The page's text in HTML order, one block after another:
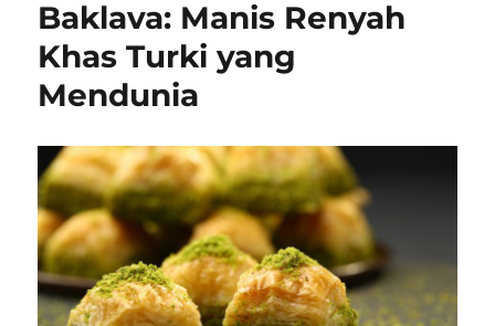
Renyah
Baklava: Manis Renyah
Khas Turki yang
Mendunia